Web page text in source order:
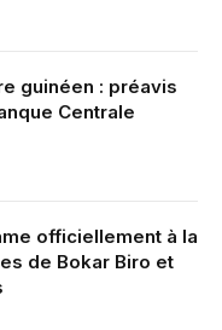
guinéen : préavis
Centrale
officiellement à la
de Bokar Biro et